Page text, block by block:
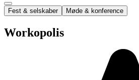
Fest & selskaber Møde & konference
Workopolis